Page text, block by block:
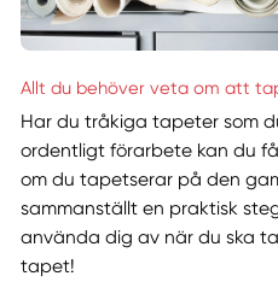
Allt du behöver veta om att
Har du tråkiga tapeter som
ordentligt förarbete kan du
om du tapetserar på den
sammanställt en praktisk
använda dig av när du ska
tapet!